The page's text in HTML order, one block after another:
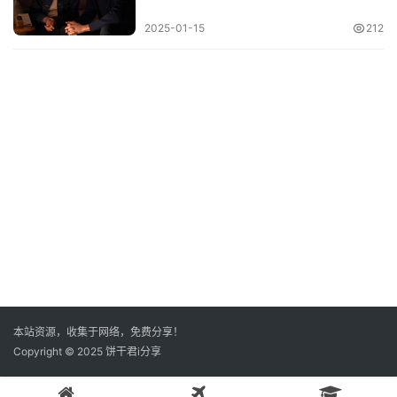
2025-01-15 212
本站资源，收集于网络，免费分享！
Copyright © 2025 饼干君i分享